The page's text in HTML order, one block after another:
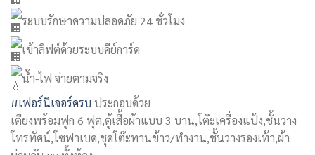
ระบบรักษาความปลอดภัย 24 ชั่วโมง
เข้าลิฟต์ด้วยระบบคีย์การ์ด
น้ำ-ไฟ จ่ายตามจริง
#เฟอร์นิเจอร์ครบ ประกอบด้วย
เตียงพร้อมฟูก 6 ฟุต,ตู้เสื้อผ้าแบบ 3 บาน,โต๊ะเครื่องแป้ง,ชั้นวาง
โทรทัศน์,โซฟาเบด,ชุดโต๊ะทานข้าว/ทำงาน,ชั้นวางรองเท้า,ผ้า